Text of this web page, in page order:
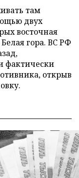
там
двух
восточная
гора. ВС РФ
фактически
открыв